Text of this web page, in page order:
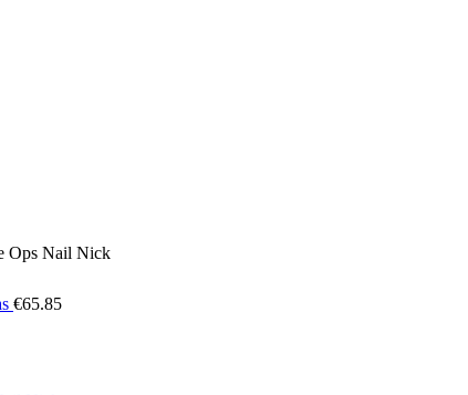
Ops Nail Nick
€65.85